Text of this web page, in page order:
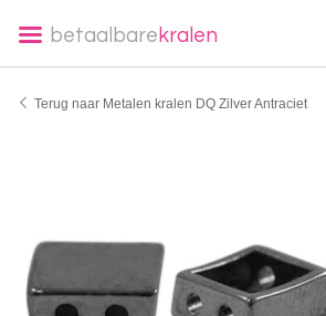
betaalbare kralen
Terug naar Metalen kralen DQ Zilver Antraciet